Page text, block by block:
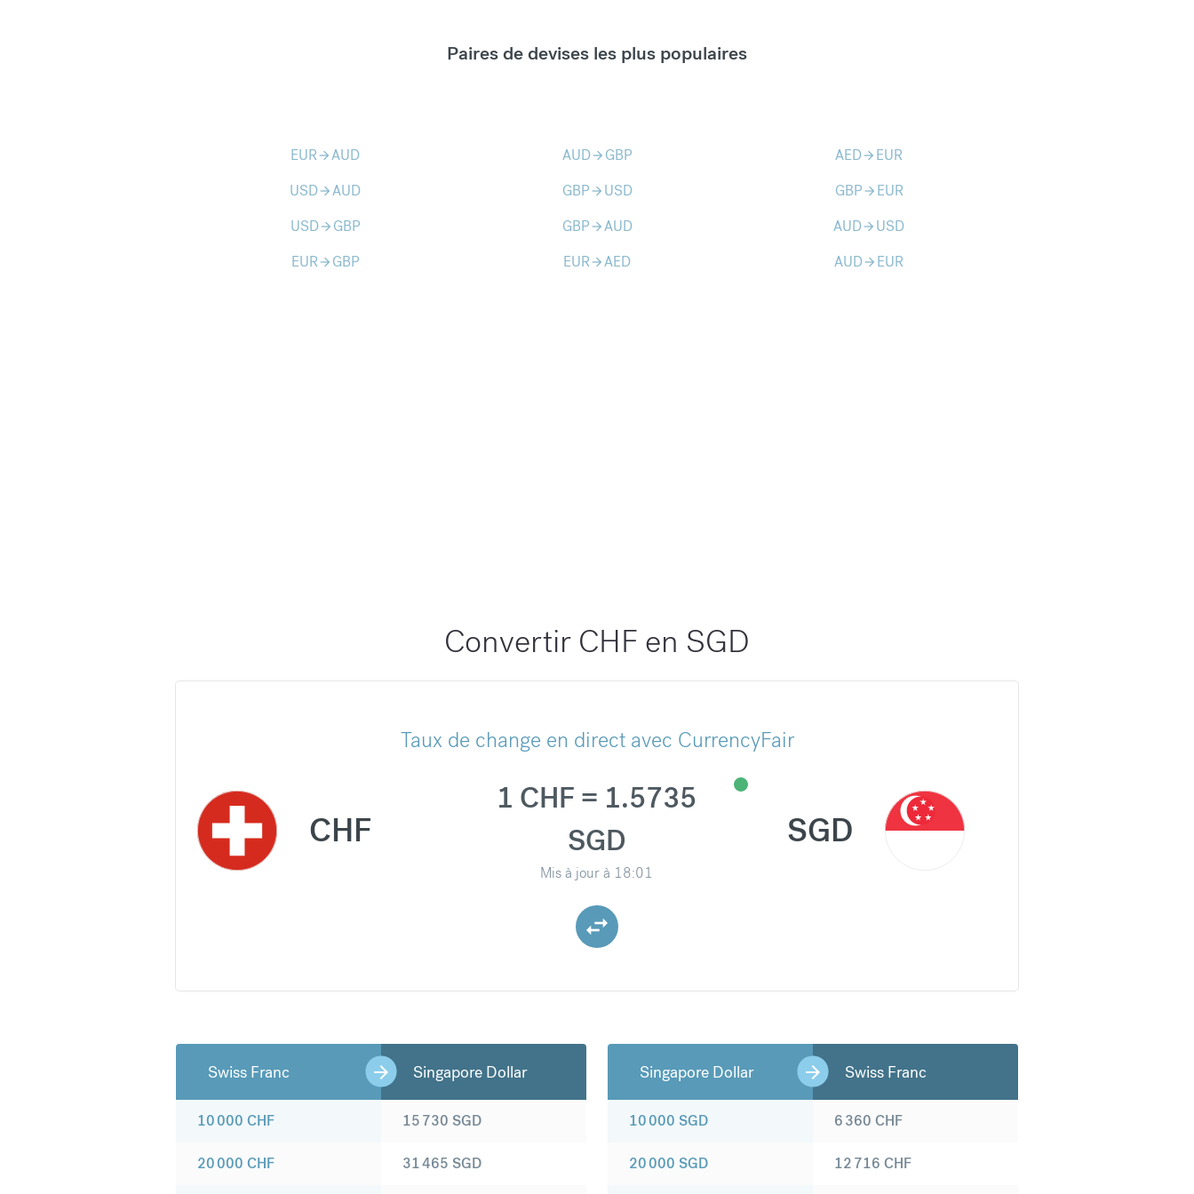
Paires de devises les plus populaires
EURarrow_forwardAUD AUDarrow_forward GBP AEDarrow_forward EUR
USDarrow_forwardAUD GBParrow_forward USD GBParrow_forward EUR
USDarrow_forward GBP GBParrow_forwardAUD AUDarrow_forward USD
EURarrow_forward GBP EURarrow_forwardAED AUDarrow_forward EUR
Convertir CHF en SGD
Taux de change en direct avec CurrencyFair
CHF
1 CHF = 1.5735
SGD
Mis à jour à 18:01
SGD
Swiss Franc Singapore Dollar
10 000 CHF
20 000 CHF
15 730 SGD
31 465 SGD
Singapore Dollar Swiss Franc
10 000 SGD
20 000 SGD
6 360 CHF
12 716 CHF